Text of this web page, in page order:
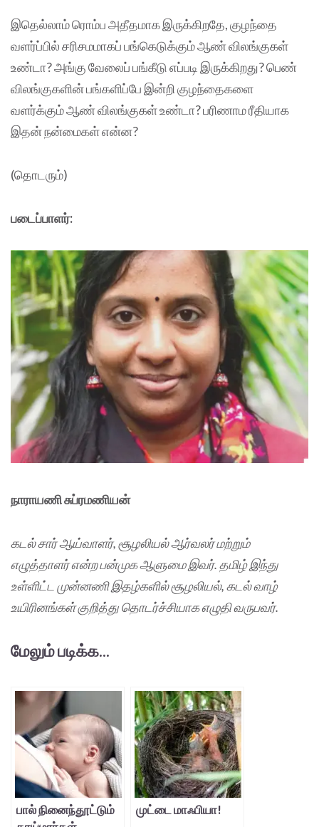
இதெல்லாம் ரொம்ப அதீதமாக இருக்கிறதே, குழந்தை
வளர்ப்பில் சரிசமமாகப் பங்கெடுக்கும் ஆண் விலங்குகள்
உண்டா? அங்கு வேலைப் பங்கீடு எப்படி இருக்கிறது? பெண்
விலங்குகளின் பங்களிப்பே இன்றி குழந்தைகளை
வளர்க்கும் ஆண் விலங்குகள் உண்டா? பரிணாம ரீதியாக
இதன் நன்மைகள் என்ன?
(தொடரும்)
படைப்பாளர்:
நாராயணி சுப்ரமணியன்
கடல் சார் ஆய்வாளர், சூழலியல் ஆர்வலர் மற்றும்
எழுத்தாளர் என்ற பன்முக ஆளுமை இவர். தமிழ் இந்து
உள்ளிட்ட முன்னணி இதழ்களில் சூழலியல், கடல் வாழ்
உயிரினங்கள் குறித்து தொடர்ச்சியாக எழுதி வருபவர்.
மேலும் படிக்க...
பால் நினைந்தூட்டும்
முட்டை மாஃபியா!